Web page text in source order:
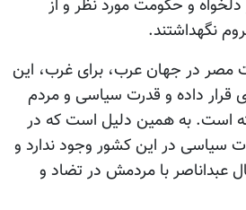
و حکومت مورد نظر و از
نگهداشتند.
در جهان عرب، برای غرب، این
قرار داده و قدرت سیاسی و مردم
است. به همین دلیل است که در
سیاسی در این کشور وجود ندارد و
عبداناصر با مردمش در تضاد و